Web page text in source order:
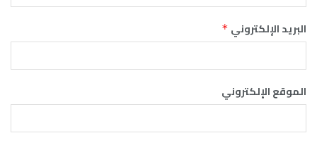
البريد الإلكتروني *
الموقع الإلكتروني